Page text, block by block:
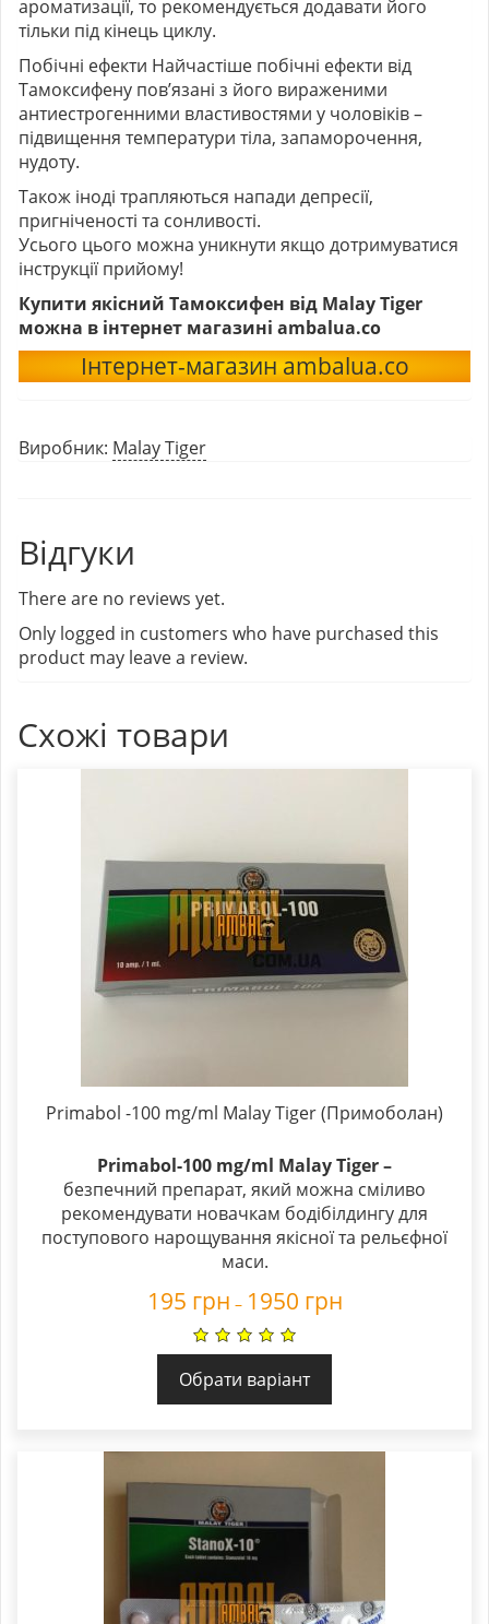
ароматизації, то рекомендується додавати його
тільки під кінець циклу.
Побічні ефекти Найчастіше побічні ефекти від
Тамоксифену пов’язані з його вираженими
антиестрогенними властивостями у чоловіків –
підвищення температури тіла, запаморочення,
нудоту.
Також іноді трапляються напади депресії,
пригніченості та сонливості.
Усього цього можна уникнути якщо дотримуватися
інструкції прийому!
Купити якісний Тамоксифен від Malay Tiger
можна в інтернет магазині ambalua.co
Інтернет-магазин ambalua.co
Виробник: Malay Tiger
Відгуки
There are no reviews yet.
Only logged in customers who have purchased this
product may leave a review.
Схожі товари
Primabol -100 mg/ml Malay Tiger (Примоболан)
Primabol-100 mg/ml Malay Tiger –
безпечний препарат, який можна сміливо
рекомендувати новачкам бодібілдингу для
поступового нарощування якісної та рельєфної
маси.
195 грн – 1950 грн
Обрати варіант